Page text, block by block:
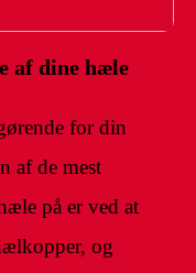
af dine hæle
for din
af de mest
på er ved at
og